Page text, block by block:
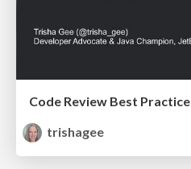
Code Review Best Practice
trishagee